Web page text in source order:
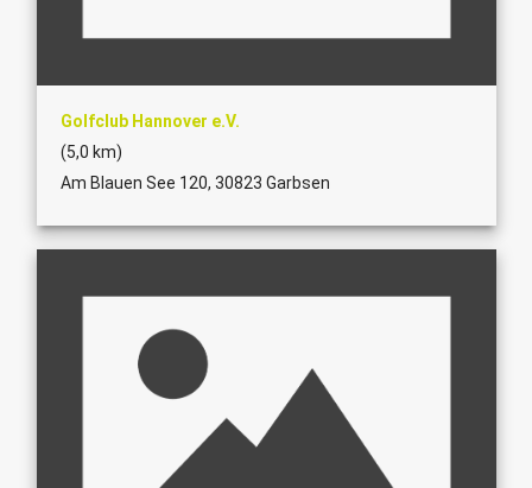
Golfclub Hannover e.V.
(5,0 km)
Am Blauen See 120, 30823 Garbsen